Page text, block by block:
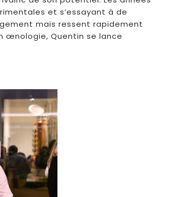
et s’essayant à de
mais ressent rapidement
œnologie, Quentin se lance